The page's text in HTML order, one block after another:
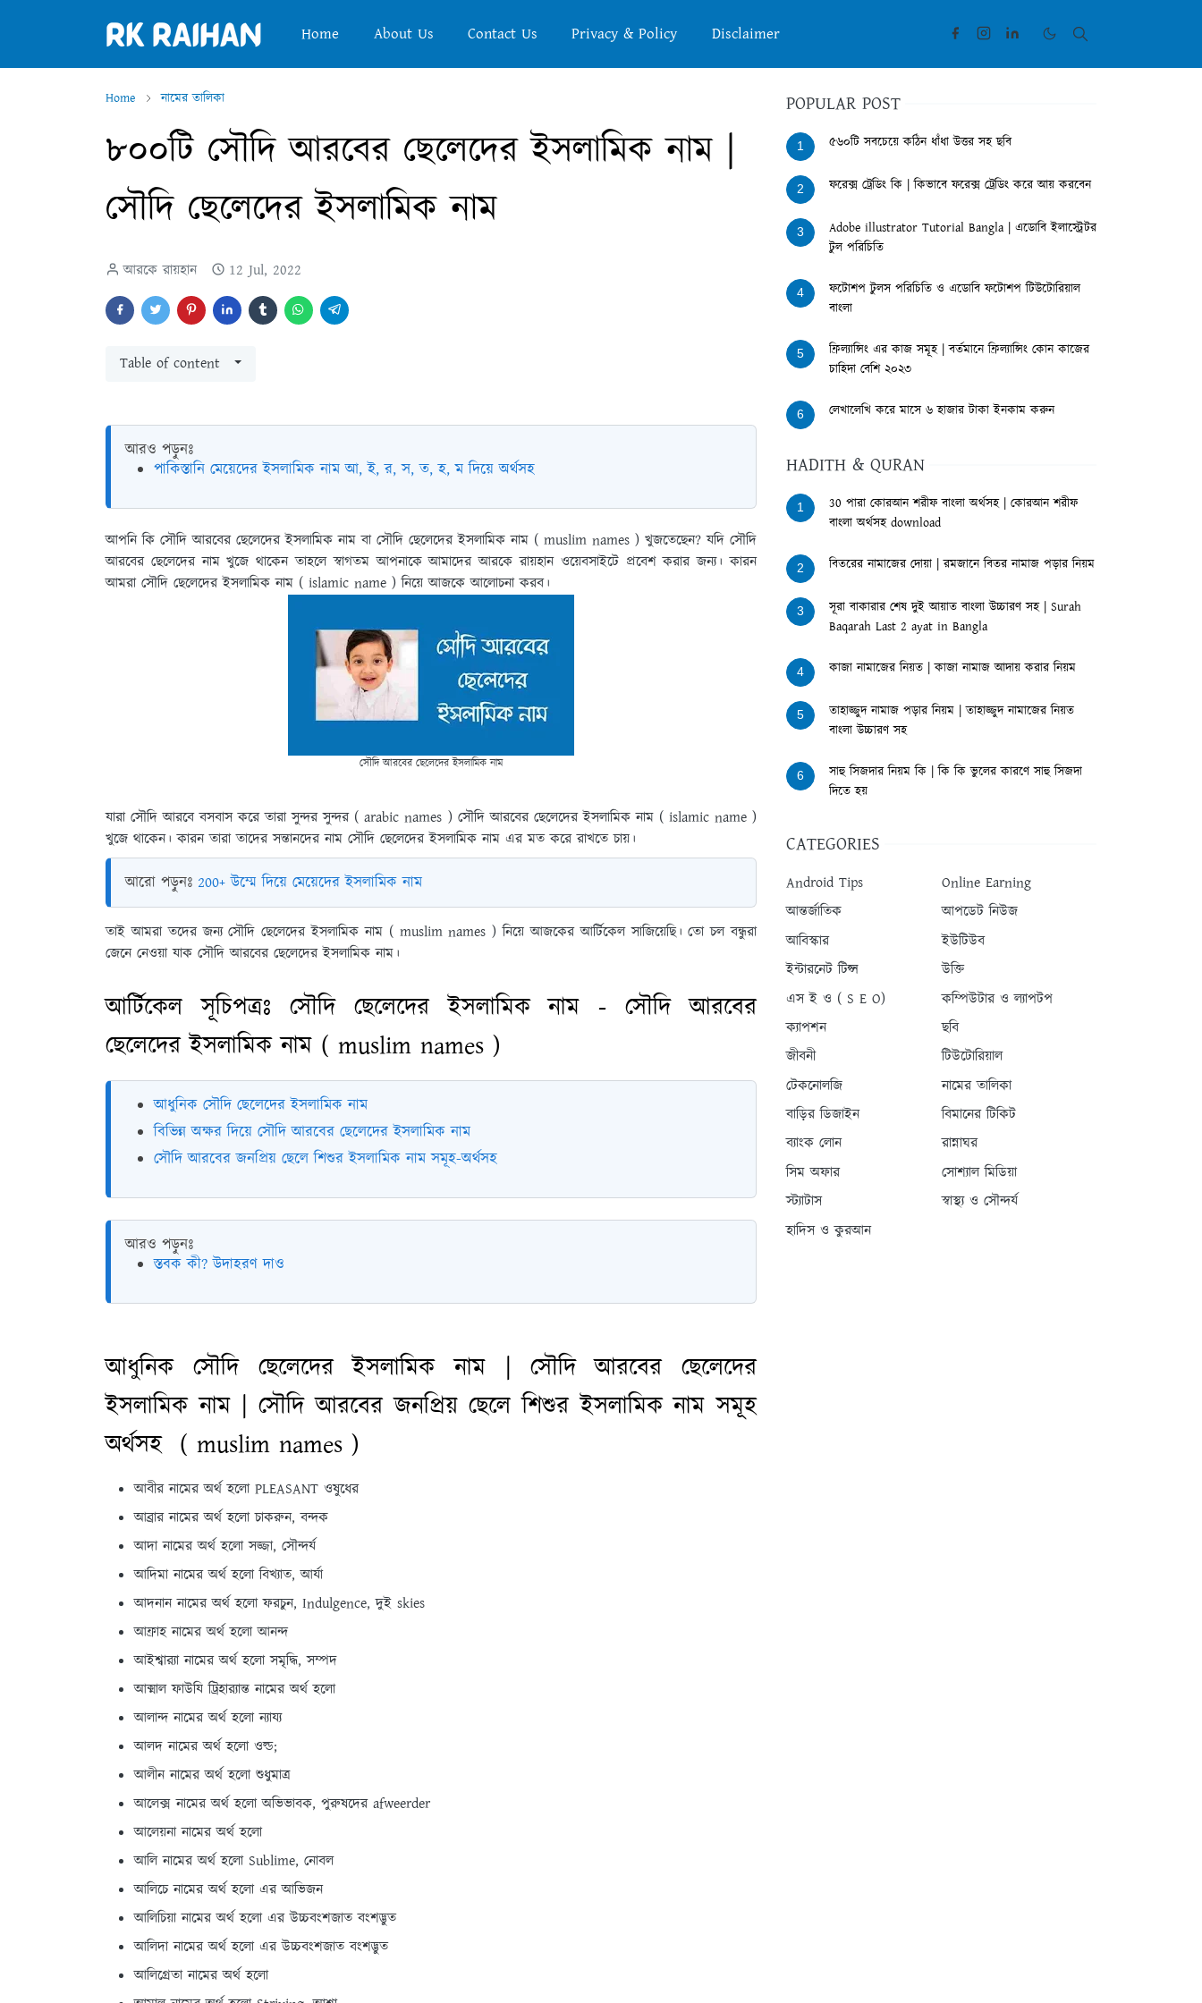
Home About Us Contact Us Privacy & Policy Disclaimer
Home নামের তালিকা
৮০০টি সৌদি আরবের ছেলেদের ইসলামিক নাম |
সৌদি ছেলেদের ইসলামিক নাম
আরকে রায়হান 12 Jul, 2022
Table of content
আরও পড়ুনঃ
পাকিস্তানি মেয়েদের ইসলামিক নাম আ, ই, র, স, ত, হ, ম দিয়ে অর্থসহ
আপনি কি সৌদি আরবের ছেলেদের ইসলামিক নাম বা সৌদি ছেলেদের ইসলামিক নাম ( muslim names ) খুজতেছেন? যদি সৌদি
আরবের ছেলেদের নাম খুজে থাকেন তাহলে স্বাগতম আপনাকে আমাদের আরকে রায়হান ওয়েবসাইটে প্রবেশ করার জন্য। কারন
আমরা সৌদি ছেলেদের ইসলামিক নাম ( islamic name ) নিয়ে আজকে আলোচনা করব।
সৌদি আরবের ছেলেদের ইসলামিক নাম
যারা সৌদি আরবে বসবাস করে তারা সুন্দর সুন্দর ( arabic names ) সৌদি আরবের ছেলেদের ইসলামিক নাম ( islamic name )
খুজে থাকেন। কারন তারা তাদের সন্তানদের নাম সৌদি ছেলেদের ইসলামিক নাম এর মত করে রাখতে চায়।
আরো পড়ুনঃ 200+ উম্মে দিয়ে মেয়েদের ইসলামিক নাম
তাই আমরা তদের জন্য সৌদি ছেলেদের ইসলামিক নাম ( muslim names ) নিয়ে আজকের আর্টিকেল সাজিয়েছি। তো চল বন্ধুরা
জেনে নেওয়া যাক সৌদি আরবের ছেলেদের ইসলামিক নাম।
আর্টিকেল সূচিপত্রঃ সৌদি ছেলেদের ইসলামিক নাম - সৌদি আরবের
ছেলেদের ইসলামিক নাম ( muslim names )
আধুনিক সৌদি ছেলেদের ইসলামিক নাম
বিভিন্ন অক্ষর দিয়ে সৌদি আরবের ছেলেদের ইসলামিক নাম
সৌদি আরবের জনপ্রিয় ছেলে শিশুর ইসলামিক নাম সমূহ-অর্থসহ
আরও পড়ুনঃ
স্তবক কী? উদাহরণ দাও
আধুনিক সৌদি ছেলেদের ইসলামিক নাম | সৌদি আরবের ছেলেদের
ইসলামিক নাম | সৌদি আরবের জনপ্রিয় ছেলে শিশুর ইসলামিক নাম সমূহ
অর্থসহ ( muslim names )
আবীর নামের অর্থ হলো PLEASANT ওষুধের
আব্রার নামের অর্থ হলো চাকরুন, বন্দক
আদা নামের অর্থ হলো সজ্জা, সৌন্দর্য
আদিমা নামের অর্থ হলো বিখ্যাত, আর্যা
আদনান নামের অর্থ হলো ফরচুন, Indulgence, দুই skies
আফ্রাহ নামের অর্থ হলো আনন্দ
আইশ্বার‍্যা নামের অর্থ হলো সমৃদ্ধি, সম্পদ
আক্মাল ফাউযি ট্রিহার‍্যান্ত নামের অর্থ হলো
আলান্দ নামের অর্থ হলো ন্যায্য
আলদ নামের অর্থ হলো ওল্ড;
আলীন নামের অর্থ হলো শুধুমাত্র
আলেক্স নামের অর্থ হলো অভিভাবক, পুরুষদের afweerder
আলেয়না নামের অর্থ হলো
আলি নামের অর্থ হলো Sublime, নোবল
আলিচে নামের অর্থ হলো এর আভিজন
আলিচিয়া নামের অর্থ হলো এর উচ্চবংশজাত বংশদ্ভুত
আলিদা নামের অর্থ হলো এর উচ্চবংশজাত বংশদ্ভুত
আলিগ্রেতা নামের অর্থ হলো
POPULAR POST
1 ৫৬০টি সবচেয়ে কঠিন ধাঁধা উত্তর সহ ছবি
2 ফরেক্স ট্রেডিং কি | কিভাবে ফরেক্স ট্রেডিং করে আয় করবেন
3
Adobe illustrator Tutorial Bangla | এডোবি ইলাস্ট্রেটর
টুল পরিচিতি
4
ফটোশপ টুলস পরিচিতি ও এডোবি ফটোশপ টিউটোরিয়াল
বাংলা
5
ফ্রিল্যান্সিং এর কাজ সমূহ | বর্তমানে ফ্রিল্যান্সিং কোন কাজের
চাহিদা বেশি ২০২৩
6 লেখালেখি করে মাসে ৬ হাজার টাকা ইনকাম করুন
HADITH & QURAN
1
30 পারা কোরআন শরীফ বাংলা অর্থসহ | কোরআন শরীফ
বাংলা অর্থসহ download
2 বিতরের নামাজের দোয়া | রমজানে বিতর নামাজ পড়ার নিয়ম
3
সূরা বাকারার শেষ দুই আয়াত বাংলা উচ্চারণ সহ | Surah
Baqarah Last 2 ayat in Bangla
4 কাজা নামাজের নিয়ত | কাজা নামাজ আদায় করার নিয়ম
5
তাহাজ্জুদ নামাজ পড়ার নিয়ম | তাহাজ্জুদ নামাজের নিয়ত
বাংলা উচ্চারণ সহ
6
সাহু সিজদার নিয়ম কি | কি কি ভুলের কারণে সাহু সিজদা
দিতে হয়
CATEGORIES
Android Tips
Online Earning
আন্তর্জাতিক
আপডেট নিউজ
আবিস্কার
ইউটিউব
ইন্টারনেট টিপ্স
উক্তি
এস ই ও ( S E O)
কম্পিউটার ও ল্যাপটপ
ক্যাপশন
ছবি
জীবনী
টিউটোরিয়াল
টেকনোলজি
নামের তালিকা
বাড়ির ডিজাইন
বিমানের টিকিট
ব্যাংক লোন
রান্নাঘর
সিম অফার
সোশ্যাল মিডিয়া
স্ট্যাটাস
স্বাস্থ্য ও সৌন্দর্য
হাদিস ও কুরআন